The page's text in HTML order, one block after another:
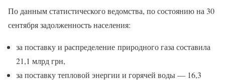
По данным статистического ведомства, по состоянию на 30
сентября задолженность населения:
за поставку и распределение природного газа составила
21,1 млрд грн,
за поставку тепловой энергии и горячей воды — 16,3